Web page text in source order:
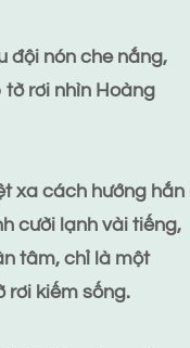
đội nón che nắng,
rơi nhìn Hoàng
xa cách hướng hắn
cười lạnh vài tiếng,
tâm, chỉ là một
rơi kiếm sống.